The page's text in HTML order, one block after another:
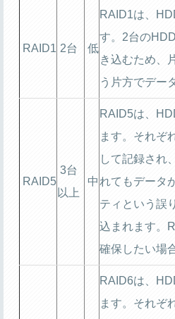
RAID1 2台 低
RAID1は、
す。2台の
き込むため、
う片方でデー
RAID5
3台
以上
中
RAID5は、
ます。それぞ
して記録され
れてもデータ
ティという誤
込まれます。
確保したい場
RAID6は、
ます。それぞ